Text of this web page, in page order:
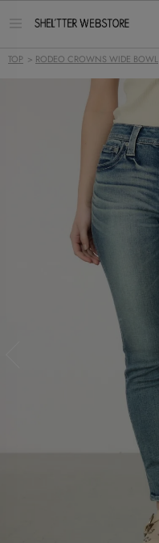
ー
TOP > RODEO CROWNS WIDE BOWL